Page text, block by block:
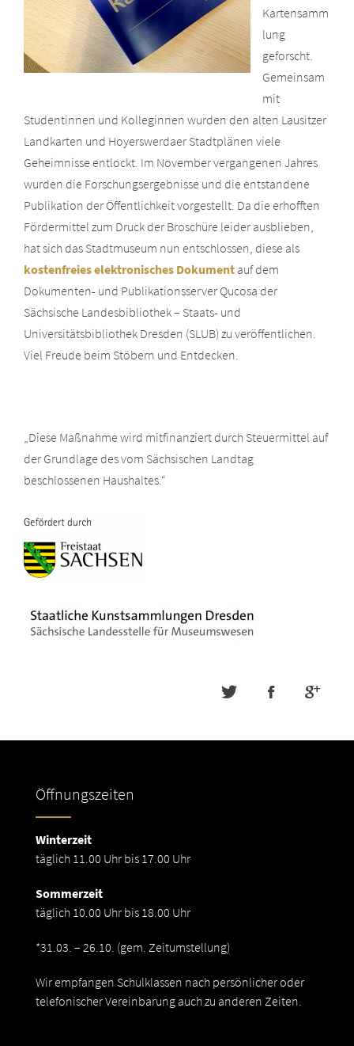
Kartensamm
lung
geforscht.
Gemeinsam
mit
Studentinnen und Kolleginnen wurden den alten Lausitzer
Landkarten und Hoyerswerdaer Stadtplänen viele
Geheimnisse entlockt. Im November vergangenen Jahres
wurden die Forschungsergebnisse und die entstandene
Publikation der Öffentlichkeit vorgestellt. Da die erhofften
Fördermittel zum Druck der Broschüre leider ausblieben,
hat sich das Stadtmuseum nun entschlossen, diese als
kostenfreies elektronisches Dokument auf dem
Dokumenten- und Publikationsserver Qucosa der
Sächsische Landesbibliothek – Staats- und
Universitätsbibliothek Dresden (SLUB) zu veröffentlichen.
Viel Freude beim Stöbern und Entdecken.
„Diese Maßnahme wird mitfinanziert durch Steuermittel auf
der Grundlage des vom Sächsischen Landtag
beschlossenen Haushaltes.“
Öffnungszeiten
Winterzeit
täglich 11.00 Uhr bis 17.00 Uhr
Sommerzeit
täglich 10.00 Uhr bis 18.00 Uhr
*31.03. – 26.10. (gem. Zeitumstellung)
Wir empfangen Schulklassen nach persönlicher oder
telefonischer Vereinbarung auch zu anderen Zeiten.